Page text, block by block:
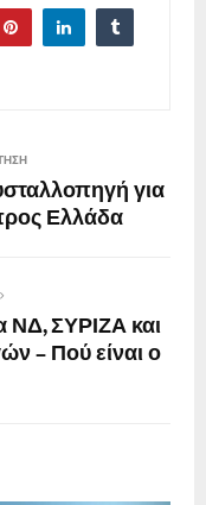
για
Ελλάδα
ΝΔ, ΣΥΡΙΖΑ και
– Πού είναι ο